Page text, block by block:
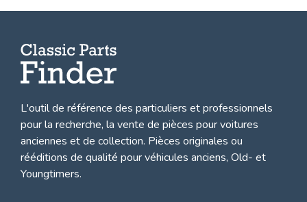
L'outil de référence des particuliers et professionnels
pour la recherche, la vente de pièces pour voitures
anciennes et de collection. Pièces originales ou
rééditions de qualité pour véhicules anciens, Old- et
Youngtimers.